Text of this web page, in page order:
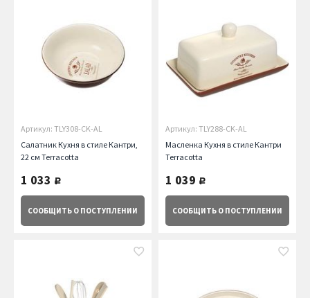
Артикул: TLY308-CK-AL
Салатник Кухня в стиле Кантри,
22 см Terracotta
1 033 руб.
СООБЩИТЬ О ПОСТУПЛЕНИИ
Артикул: TLY288-CK-AL
Масленка Кухня в стиле Кантри
Terracotta
1 039 руб.
СООБЩИТЬ О ПОСТУПЛЕНИИ